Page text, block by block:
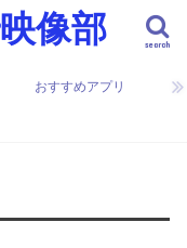
像部 search
おすすめアプリ